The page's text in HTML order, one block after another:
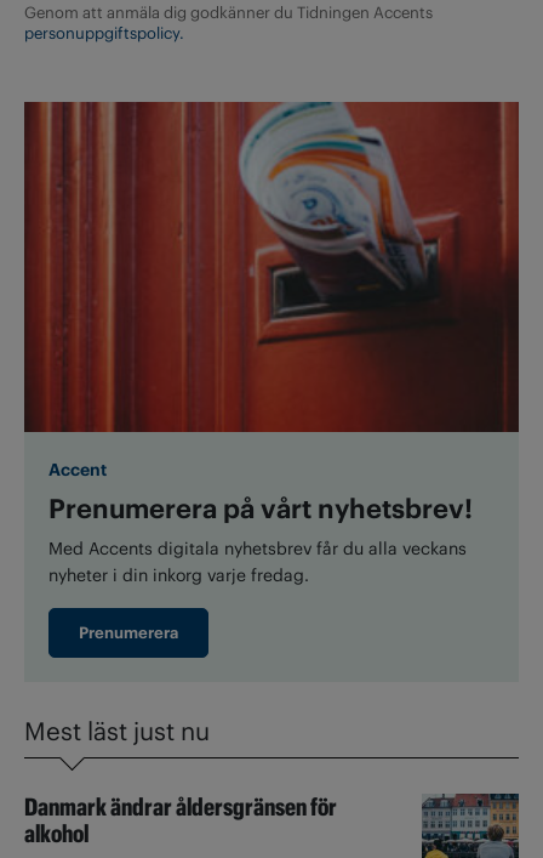
Genom att anmäla dig godkänner du Tidningen Accents
personuppgiftspolicy.
Accent
Prenumerera på vårt nyhetsbrev!
Med Accents digitala nyhetsbrev får du alla veckans
nyheter i din inkorg varje fredag.
Prenumerera
Mest läst just nu
Danmark ändrar åldersgränsen för
alkohol